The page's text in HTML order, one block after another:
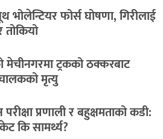
भोलेन्टियर फोर्स घोषणा, गिरीलाई
तोकियो
मेचीनगरमा ट्रकको ठक्करबाट
मृत्यु
परीक्षा प्रणाली र बहुक्षमताको कडी:
कि सामर्थ्य?